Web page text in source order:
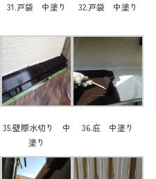
31.戸袋 中塗り 32.戸袋 中塗り
35.壁際水切り 中
塗り
36.庇 中塗り